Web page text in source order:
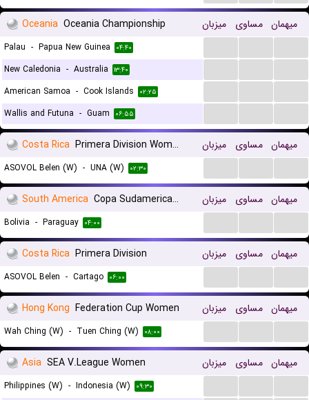
Oceania Oceania Championship میزبان مساوی میهمان
Palau - Papua New Guinea ۰۴:۴۰
New Caledonia - Australia ۱۳:۴۰
American Samoa - Cook Islands ۰۲:۲۵
Wallis and Futuna - Guam ۰۶:۵۵
Costa Rica Primera Division Women میزبان مساوی میهمان
ASOVOL Belen (W) - UNA (W) ۰۲:۳۰
South America Copa Sudamericana میزبان مساوی میهمان
Bolivia - Paraguay ۰۴:۰۰
Costa Rica Primera Division میزبان مساوی میهمان
ASOVOL Belen - Cartago ۰۶:۰۰
Hong Kong Federation Cup Women میزبان مساوی میهمان
Wah Ching (W) - Tuen Ching (W) ۰۸:۰۰
Asia SEA V.League Women میزبان مساوی میهمان
Philippines (W) - Indonesia (W) ۰۹:۳۰